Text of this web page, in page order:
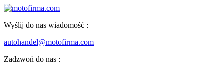
Wyślij do nas wiadomość :
autohandel@motofirma.com
Zadzwoń do nas :